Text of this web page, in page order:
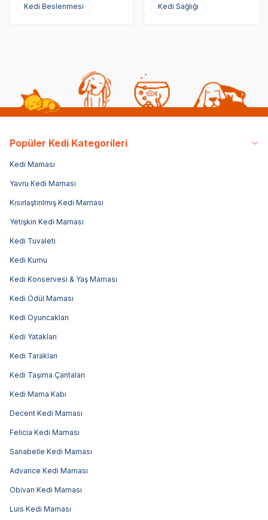
Kedi Beslenmesi
Kedi Sağlığı
Popüler Kedi Kategorileri
Kedi Maması
Yavru Kedi Maması
Kısırlaştırılmış Kedi Maması
Yetişkin Kedi Maması
Kedi Tuvaleti
Kedi Kumu
Kedi Konservesi & Yaş Maması
Kedi Ödül Maması
Kedi Oyuncakları
Kedi Yatakları
Kedi Tarakları
Kedi Taşıma Çantaları
Kedi Mama Kabı
Decent Kedi Maması
Felicia Kedi Maması
Sanabelle Kedi Maması
Advance Kedi Maması
Obivan Kedi Maması
Luis Kedi Maması